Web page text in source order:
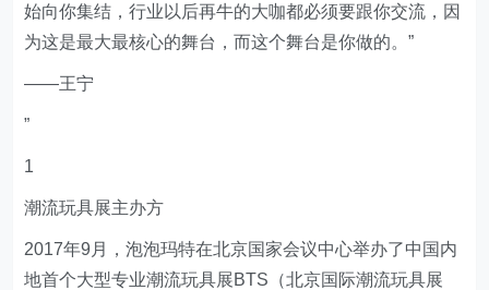
始向你集结，行业以后再牛的大咖都必须要跟你交流，因
为这是最大最核心的舞台，而这个舞台是你做的。”
——王宁
”
1
潮流玩具展主办方
2017年9月，泡泡玛特在北京国家会议中心举办了中国内
地首个大型专业潮流玩具展BTS（北京国际潮流玩具展